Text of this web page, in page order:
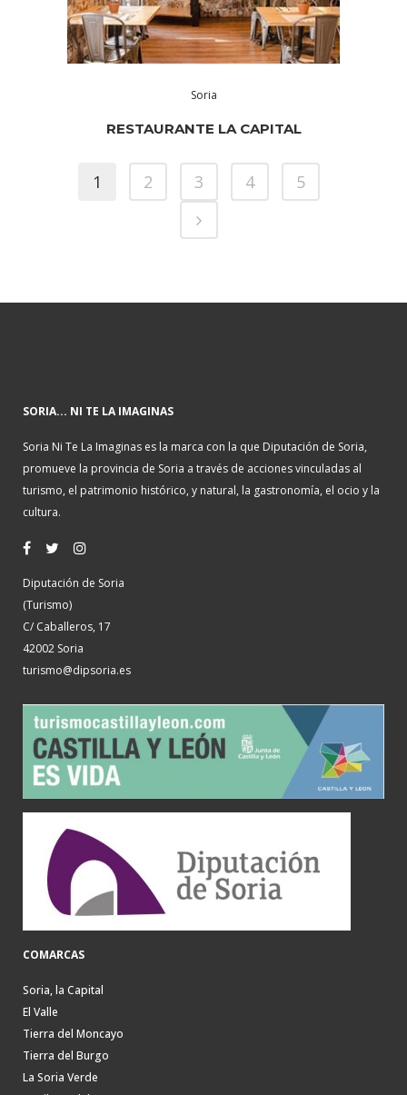
Soria
RESTAURANTE LA CAPITAL
1 2 3 4 5
SORIA... NI TE LA IMAGINAS
Soria Ni Te La Imaginas es la marca con la que Diputación de Soria,
promueve la provincia de Soria a través de acciones vinculadas al
turismo, el patrimonio histórico, y natural, la gastronomía, el ocio y la
cultura.
Diputación de Soria
(Turismo)
C/ Caballeros, 17
42002 Soria
turismo@dipsoria.es
COMARCAS
Soria, la Capital
El Valle
Tierra del Moncayo
Tierra del Burgo
La Soria Verde